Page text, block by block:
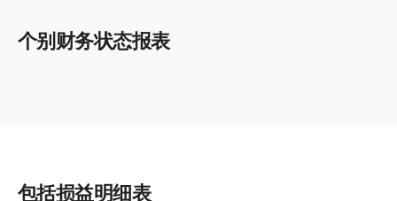
个别财务状态报表
包括损益明细表